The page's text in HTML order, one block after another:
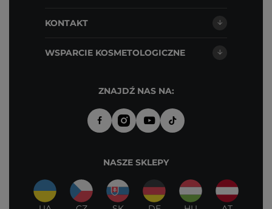
KONTAKT
WSPARCIE KOSMETOLOGICZNE
ZNAJDŹ NAS NA:
NASZE SKLEPY